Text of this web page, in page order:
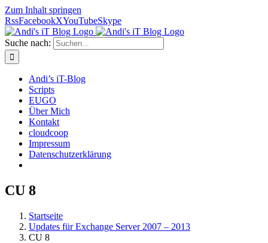
Zum Inhalt springen
RssFacebookXYouTubeSkype
Suche nach:
Andi’s iT-Blog
Scripts
EUGO
Über Mich
Kontakt
cloudcoop
Impressum
Datenschutzerklärung
CU 8
Startseite
Updates für Exchange Server 2007 – 2013
CU 8